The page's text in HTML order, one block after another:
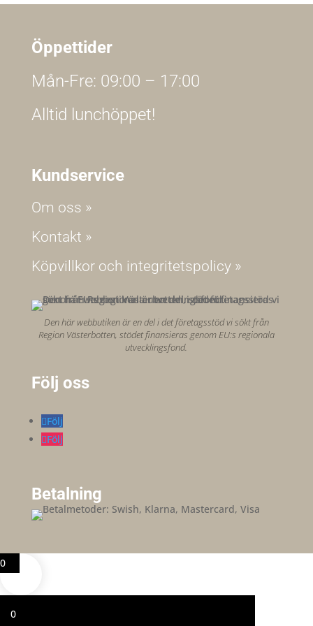
Öppettider
Mån-Fre: 09:00 – 17:00
Alltid lunchöppet!
Kundservice
Om oss »
Kontakt »
Köpvillkor och integritetspolicy »
Den här webbutiken är en del i det företagsstöd vi sökt från
Region Västerbotten, stödet finansieras genom EU:s regionala
utvecklingsfond.
Följ oss
Följ
Följ
Betalning
0
0